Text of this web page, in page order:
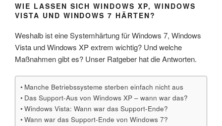
WIE LASSEN SICH WINDOWS XP, WINDOWS
VISTA UND WINDOWS 7 HÄRTEN?
Weshalb ist eine Systemhärtung für Windows 7, Windows
Vista und Windows XP extrem wichtig? Und welche
Maßnahmen gibt es? Unser Ratgeber hat die Antworten.
Manche Betriebssysteme sterben einfach nicht aus
Das Support-Aus von Windows XP – wann war das?
Windows Vista: Wann war das Support-Ende?
Wann war das Support-Ende von Windows 7?